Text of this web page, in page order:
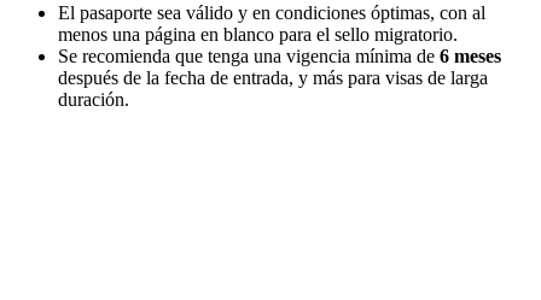
El pasaporte sea válido y en condiciones óptimas, con al
menos una página en blanco para el sello migratorio.
Se recomienda que tenga una vigencia mínima de 6 meses
después de la fecha de entrada, y más para visas de larga
duración.